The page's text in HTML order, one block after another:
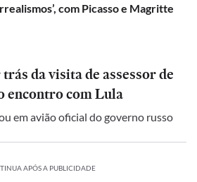
com Picasso e Magritte
da visita de assessor de
encontro com Lula
em avião oficial do governo russo
APÓS A PUBLICIDADE